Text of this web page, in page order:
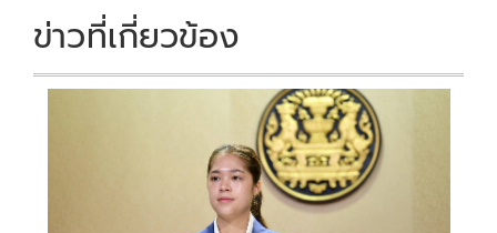
ข่าวที่เกี่ยวข้อง